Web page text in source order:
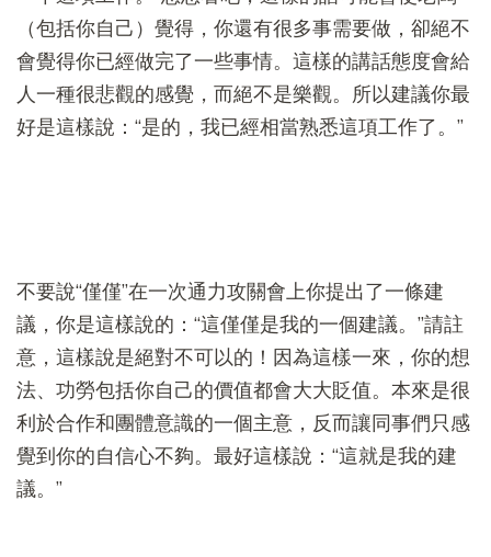
（包括你自己）覺得，你還有很多事需要做，卻絕不
會覺得你已經做完了一些事情。這樣的講話態度會給
人一種很悲觀的感覺，而絕不是樂觀。所以建議你最
好是這樣說：“是的，我已經相當熟悉這項工作了。”
不要說“僅僅”在一次通力攻關會上你提出了一條建
議，你是這樣說的：“這僅僅是我的一個建議。”請註
意，這樣說是絕對不可以的！因為這樣一來，你的想
法、功勞包括你自己的價值都會大大貶值。本來是很
利於合作和團體意識的一個主意，反而讓同事們只感
覺到你的自信心不夠。最好這樣說：“這就是我的建
議。”